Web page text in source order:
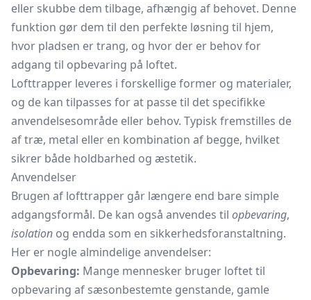
eller skubbe dem tilbage, afhængig af behovet. Denne
funktion gør dem til den perfekte løsning til hjem,
hvor pladsen er trang, og hvor der er behov for
adgang til opbevaring på loftet.
Lofttrapper leveres i forskellige former og materialer,
og de kan tilpasses for at passe til det specifikke
anvendelsesområde eller behov. Typisk fremstilles de
af træ, metal eller en kombination af begge, hvilket
sikrer både holdbarhed og æstetik.
Anvendelser
Brugen af lofttrapper går længere end bare simple
adgangsformål. De kan også anvendes til opbevaring,
isolation og endda som en sikkerhedsforanstaltning.
Her er nogle almindelige anvendelser:
Opbevaring: Mange mennesker bruger loftet til
opbevaring af sæsonbestemte genstande, gamle